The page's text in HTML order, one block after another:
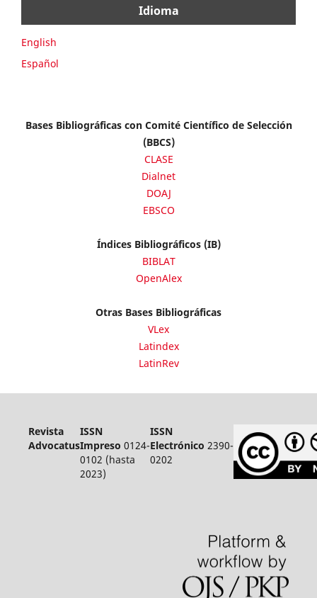
Idioma
English
Español
Bases Bibliográficas con Comité Científico de Selección
(BBCS)
CLASE
Dialnet
DOAJ
EBSCO
Índices Bibliográficos (IB)
BIBLAT
OpenAlex
Otras Bases Bibliográficas
VLex
Latindex
LatinRev
Revista
Advocatus
ISSN
Impreso 0124-
0102 (hasta
2023)
ISSN
Electrónico 2390-
0202